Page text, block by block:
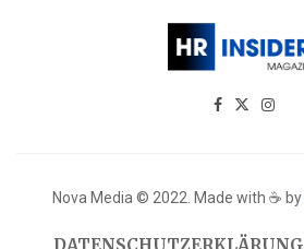
Nova Media © 2022. Made with ☕ by
DATENSCHUTZERKLÄRUNG